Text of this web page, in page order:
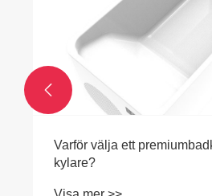
Varför välja ett
kylare?
